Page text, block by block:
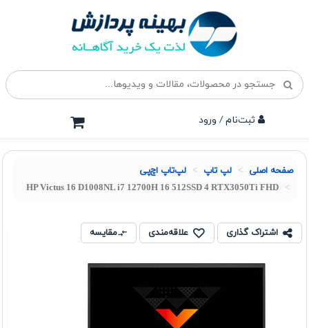
ثبت‌نام / ورود
صفحه اصلی لپ تاپ لپ‌تاپ اچ‌پی
HP Victus 16 D1008NL i7 12700H 16 512SSD 4 RTX3050Ti FHD
اشتراک گذاری علاقه‌مندی مقایسه